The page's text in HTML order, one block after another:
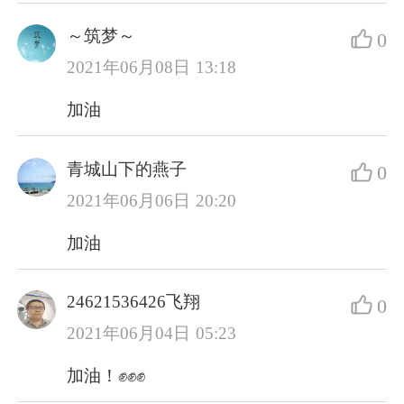
～筑梦～
2021年06月08日 13:18
0
加油
青城山下的燕子
2021年06月06日 20:20
0
加油
24621536426飞翔
2021年06月04日 05:23
0
加油！✊✊✊